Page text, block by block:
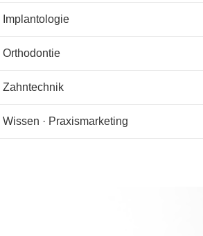
Implantologie
Orthodontie
Zahntechnik
Wissen · Praxismarketing